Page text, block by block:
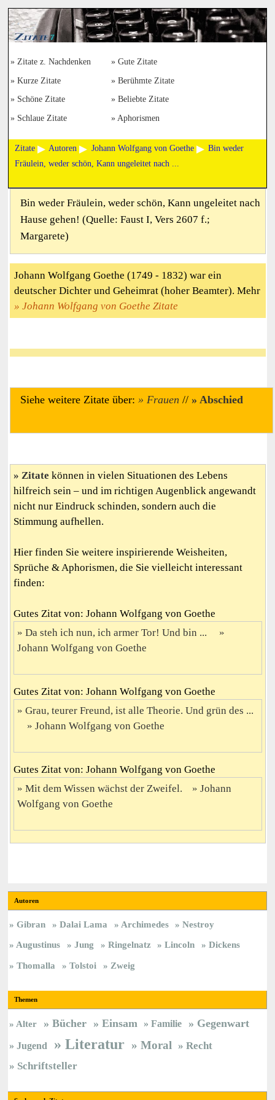
Zitate z. Nachdenken Gute Zitate
Kurze Zitate Berühmte Zitate
Schöne Zitate Beliebte Zitate
Schlaue Zitate Aphorismen
Zitate Autoren Johann Wolfgang von Goethe
Bin weder
Fräulein, weder schön, Kann ungeleitet nach ...
Bin weder Fräulein, weder schön, Kann ungeleitet nach
Hause gehen! (Quelle: Faust I, Vers 2607 f.;
Margarete)
Johann Wolfgang Goethe (1749 - 1832) war ein
deutscher Dichter und Geheimrat (hoher Beamter). Mehr
Johann Wolfgang von Goethe Zitate
Siehe weitere Zitate über: Frauen // Abschied
Zitate können in vielen Situationen des Lebens
hilfreich sein – und im richtigen Augenblick angewandt
nicht nur Eindruck schinden, sondern auch die
Stimmung aufhellen.
Hier finden Sie weitere inspirierende Weisheiten,
Sprüche & Aphorismen, die Sie vielleicht interessant
finden:
Gutes Zitat von: Johann Wolfgang von Goethe
Da steh ich nun, ich armer Tor! Und bin ...
Johann Wolfgang von Goethe
Gutes Zitat von: Johann Wolfgang von Goethe
Grau, teurer Freund, ist alle Theorie. Und grün des ...
Johann Wolfgang von Goethe
Gutes Zitat von: Johann Wolfgang von Goethe
Mit dem Wissen wächst der Zweifel.
Johann
Wolfgang von Goethe
Autoren
Gibran Dalai Lama Archimedes
Nestroy
Augustinus
Jung Ringelnatz Lincoln
Dickens
Thomalla
Tolstoi Zweig
Themen
Alter Bücher Einsam Familie Gegenwart
Jugend Literatur Moral
Recht
Schriftsteller